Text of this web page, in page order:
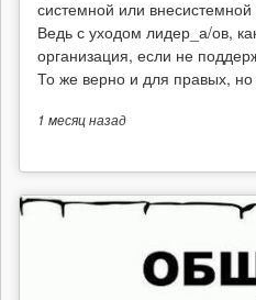
системной или внесистемной
Ведь с уходом лидер_а/ов,
организация, если не
То же верно и для правых, но
1 месяцназад